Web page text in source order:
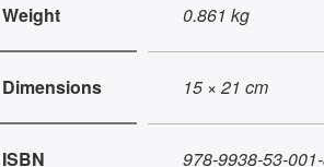
Weight 0.861 kg
Dimensions 15 × 21 cm
ISBN 978-9938-53-